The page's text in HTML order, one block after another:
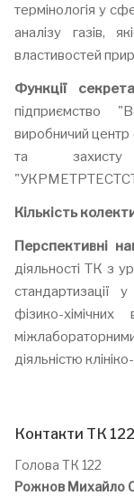
термінологія у
аналізу газів,
властивостей
Функції
підприємство
виробничий центр
та
Кількість
Перспективні
діяльності ТК з
стандартизації
фізико-
діяльністю
Контакти ТК 122
Голова ТК 122
Рожнов Михайло